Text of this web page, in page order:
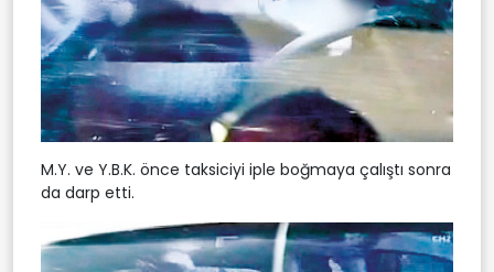
M.Y. ve Y.B.K. önce taksiciyi iple boğmaya çalıştı sonra
da darp etti.